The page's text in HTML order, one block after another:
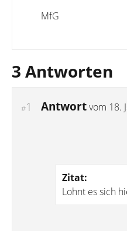
MfG
3 Antworten
#1 Antwortvom 18.
Zitat:
Lohnt es sich